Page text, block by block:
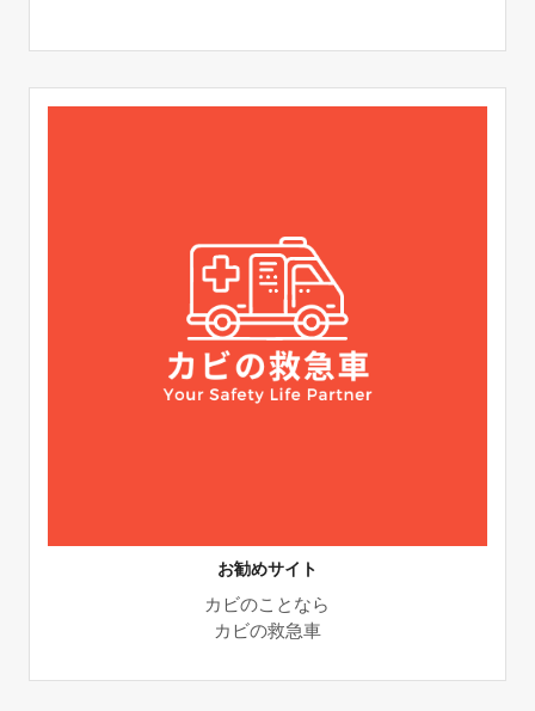
お勧めサイト
カビのことなら
カビの救急車